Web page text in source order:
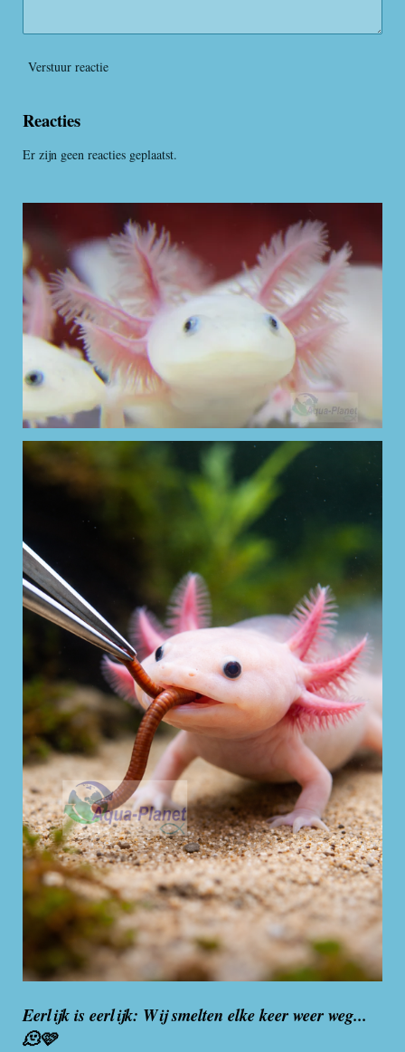
Verstuur reactie
Reacties
Er zijn geen reacties geplaatst.
Eerlijk is eerlijk: Wij smelten elke keer weer weg...
🫠🩷